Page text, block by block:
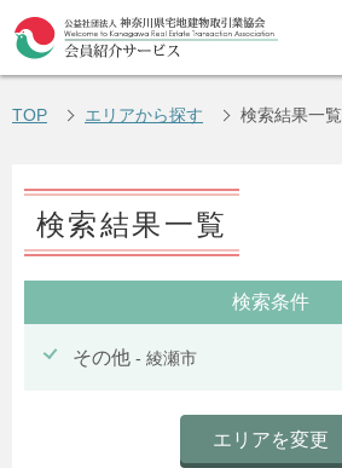
TOP エリアから探す 検索結果一覧
検索結果一覧
検索条件
その他 - 綾瀬市
エリアを変更